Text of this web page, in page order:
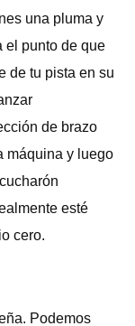
una pluma y
el punto de que
de tu pista en su
de brazo
máquina y luego
esté
cero.
Podemos